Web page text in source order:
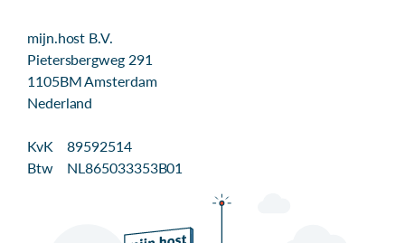
mijn.host B.V.
Pietersbergweg 291
1105BM Amsterdam
Nederland
KvK 89592514
Btw NL865033353B01